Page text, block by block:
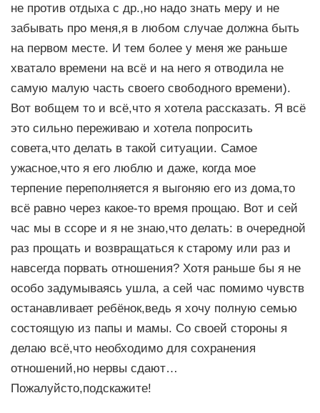
не против отдыха с др.,но надо знать меру и не
забывать про меня,я в любом случае должна быть
на первом месте. И тем более у меня же раньше
хватало времени на всё и на него я отводила не
самую малую часть своего свободного времени).
Вот вобщем то и всё,что я хотела рассказать. Я всё
это сильно переживаю и хотела попросить
совета,что делать в такой ситуации. Самое
ужасное,что я его люблю и даже, когда мое
терпение переполняется я выгоняю его из дома,то
всё равно через какое-то время прощаю. Вот и сей
час мы в ссоре и я не знаю,что делать: в очередной
раз прощать и возвращаться к старому или раз и
навсегда порвать отношения? Хотя раньше бы я не
особо задумываясь ушла, а сей час помимо чувств
останавливает ребёнок,ведь я хочу полную семью
состоящую из папы и мамы. Со своей стороны я
делаю всё,что необходимо для сохранения
отношений,но нервы сдают…
Пожалуйсто,подскажите!